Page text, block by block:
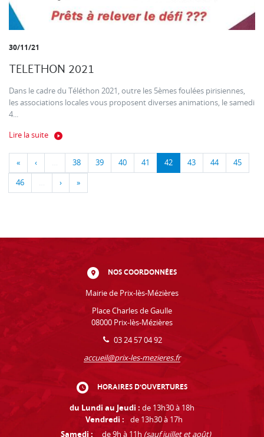
30/11/21
TELETHON 2021
Dans le cadre du Téléthon 2021, outre les 5èmes foulées pirisiennes,
les associations locales vous proposent diverses animations, le samedi
4...
Lire la suite
« ‹ … 38 39 40 41 42 43 44 45
46 … › »
NOS COORDONNÉES
Mairie de Prix-lès-Mézières
Place Charles de Gaulle
08000 Prix-lès-Mézières
03 24 57 04 92
accueil@prix-les-mezieres.fr
HORAIRES D'OUVERTURES
du Lundi au Jeudi : de 13h30 à 18h
Vendredi :
de 13h30 à 17h
Samedi :
de 9h à 11h (sauf juillet et août)